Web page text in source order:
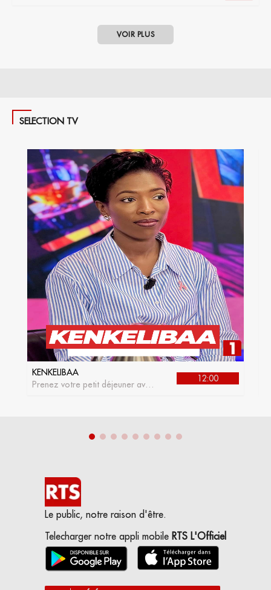
VOIR PLUS
SELECTION TV
KENKELIBAA
Prenez votre petit déjeuner avec
12:00
Le public, notre raison d'être.
Telecharger notre appli mobile RTS L'Officiel